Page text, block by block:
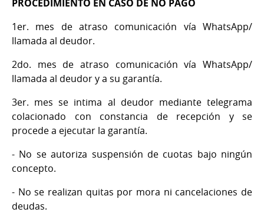
PROCEDIMIENTO EN CASO DE NO PAGO
1er. mes de atraso comunicación vía WhatsApp/
llamada al deudor.
2do. mes de atraso comunicación vía WhatsApp/
llamada al deudor y a su garantía.
3er. mes se intima al deudor mediante telegrama
colacionado con constancia de recepción y se
procede a ejecutar la garantía.
- No se autoriza suspensión de cuotas bajo ningún
concepto.
- No se realizan quitas por mora ni cancelaciones de
deudas.